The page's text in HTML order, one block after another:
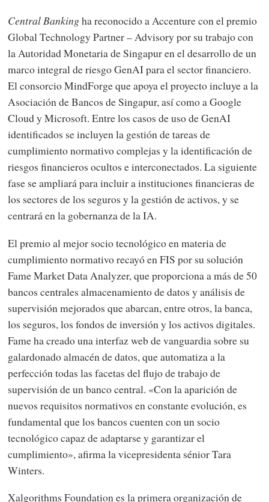
Central Bankingha reconocido a Accenture con el premio
Global Technology Partner – Advisory por su trabajo con
la Autoridad Monetaria de Singapur en el desarrollo de un
marco integral de riesgo GenAI para el sector financiero.
El consorcio MindForge que apoya el proyecto incluye a la
Asociación de Bancos de Singapur, así como a Google
Cloud y Microsoft. Entre los casos de uso de GenAI
identificados se incluyen la gestión de tareas de
cumplimiento normativo complejas y la identificación de
riesgos financieros ocultos e interconectados. La siguiente
fase se ampliará para incluir a instituciones financieras de
los sectores de los seguros y la gestión de activos, y se
centrará en la gobernanza de la IA.
El premio al mejor socio tecnológico en materia de
cumplimiento normativo recayó en FIS por su solución
Fame Market Data Analyzer, que proporciona a más de 50
bancos centrales almacenamiento de datos y análisis de
supervisión mejorados que abarcan, entre otros, la banca,
los seguros, los fondos de inversión y los activos digitales.
Fame ha creado una interfaz web de vanguardia sobre su
galardonado almacén de datos, que automatiza a la
perfección todas las facetas del flujo de trabajo de
supervisión de un banco central. «Con la aparición de
nuevos requisitos normativos en constante evolución, es
fundamental que los bancos cuenten con un socio
tecnológico capaz de adaptarse y garantizar el
cumplimiento», afirma la vicepresidenta sénior Tara
Winters.
Xalgorithms Foundation es la primera organización de